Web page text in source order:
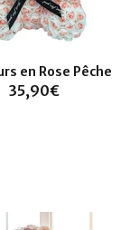
en Rose Pêche
35,90€